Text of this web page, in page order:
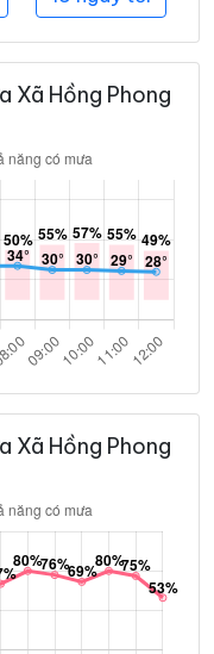
Xã Hồng Phong
Xã Hồng Phong